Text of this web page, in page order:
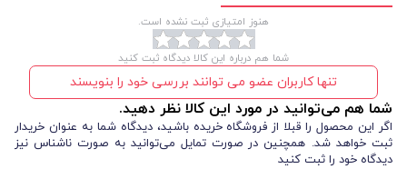
هنوز امتیازی ثبت نشده است.
شما هم درباره این کالا دیدگاه ثبت کنید
تنها کاربران عضو می توانند بررسی خود را بنویسند
شما هم می‌توانید در مورد این کالا نظر دهید.
اگر این محصول را قبلا از فروشگاه خریده باشید، دیدگاه شما به عنوان خریدار
ثبت خواهد شد. همچنین در صورت تمایل می‌توانید به صورت ناشناس نیز
دیدگاه خود را ثبت کنید